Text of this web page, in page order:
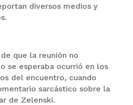
diversos medios y
que la reunión no
se esperaba ocurrió en los
del encuentro, cuando
sarcástico sobre la
de Zelenski.